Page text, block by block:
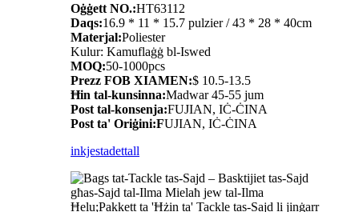
Oġġett NO.:HT63112
Daqs:16.9 * 11 * 15.7 pulzier / 43 * 28 * 40cm
Materjal:Poliester
Kulur: Kamuflaġġ bl-Iswed
MOQ:50-1000pcs
Prezz FOB XIAMEN:$ 10.5-13.5
Ħin tal-kunsinna:Madwar 45-55 jum
Post tal-konsenja:FUJIAN, IĊ-ĊINA
Post ta' Oriġini:FUJIAN, IĊ-ĊINA
inkjestadettall